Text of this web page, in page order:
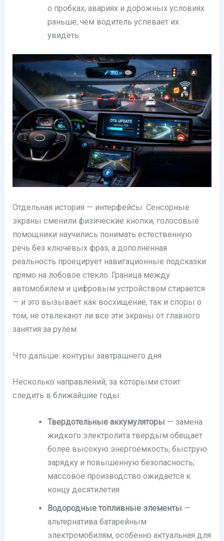
о пробках, авариях и дорожных условиях
раньше, чем водитель успевает их
увидеть
Отдельная история — интерфейсы. Сенсорные
экраны сменили физические кнопки, голосовые
помощники научились понимать естественную
речь без ключевых фраз, а дополненная
реальность проецирует навигационные подсказки
прямо на лобовое стекло. Граница между
автомобилем и цифровым устройством стирается
— и это вызывает как восхищение, так и споры о
том, не отвлекают ли все эти экраны от главного
занятия за рулём.
Что дальше: контуры завтрашнего дня
Несколько направлений, за которыми стоит
следить в ближайшие годы:
Твердотельные аккумуляторы — замена
жидкого электролита твёрдым обещает
более высокую энергоёмкость, быструю
зарядку и повышенную безопасность;
массовое производство ожидается к
концу десятилетия
Водородные топливные элементы —
альтернатива батарейным
электромобилям, особенно актуальная для